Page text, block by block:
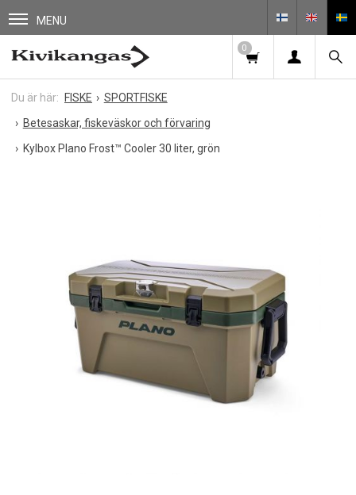
MENU
0
FISKE
SPORTFISKE
Betesaskar, fiskeväskor och förvaring
Kylbox Plano Frost™ Cooler 30 liter, grön